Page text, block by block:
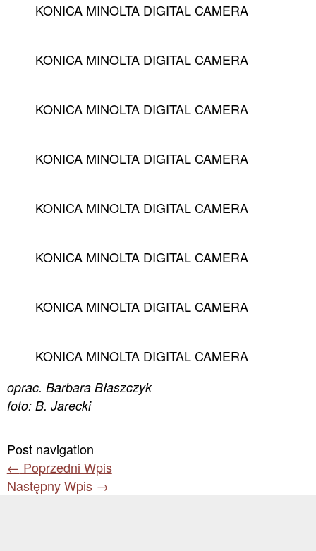
KONICA MINOLTA DIGITAL CAMERA
KONICA MINOLTA DIGITAL CAMERA
KONICA MINOLTA DIGITAL CAMERA
KONICA MINOLTA DIGITAL CAMERA
KONICA MINOLTA DIGITAL CAMERA
KONICA MINOLTA DIGITAL CAMERA
KONICA MINOLTA DIGITAL CAMERA
KONICA MINOLTA DIGITAL CAMERA
oprac. Barbara Błaszczyk
foto: B. Jarecki
Post navigation
← Poprzedni Wpis
Następny Wpis →